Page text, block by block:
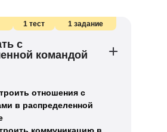
1 тест 1 задание
с
командой
отношения с
в распределенной